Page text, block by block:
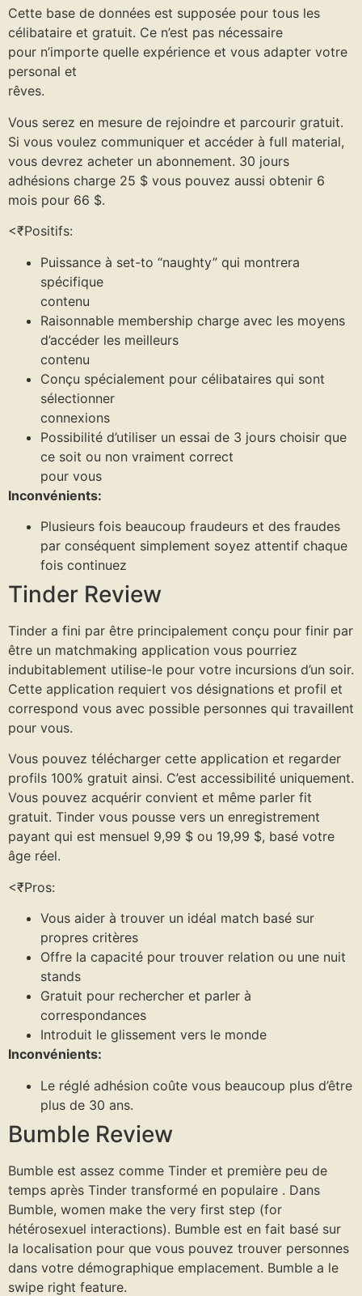
Cette base de données est supposée pour tous les
célibataire et gratuit. Ce n’est pas nécessaire
pour n’importe quelle expérience et vous adapter votre
personal et
rêves.
Vous serez en mesure de rejoindre et parcourir gratuit.
Si vous voulez communiquer et accéder à full material,
vous devrez acheter un abonnement. 30 jours
adhésions charge 25 $ vous pouvez aussi obtenir 6
mois pour 66 $.
<₹Positifs:
Puissance à set-to “naughty” qui montrera
spécifique
contenu
Raisonnable membership charge avec les moyens
d’accéder les meilleurs
contenu
Conçu spécialement pour célibataires qui sont
sélectionner
connexions
Possibilité d’utiliser un essai de 3 jours choisir que
ce soit ou non vraiment correct
pour vous
Inconvénients:
Plusieurs fois beaucoup fraudeurs et des fraudes
par conséquent simplement soyez attentif chaque
fois continuez
Tinder Review
Tinder a fini par être principalement conçu pour finir par
être un matchmaking application vous pourriez
indubitablement utilise-le pour votre incursions d’un soir.
Cette application requiert vos désignations et profil et
correspond vous avec possible personnes qui travaillent
pour vous.
Vous pouvez télécharger cette application et regarder
profils 100% gratuit ainsi. C’est accessibilité uniquement.
Vous pouvez acquérir convient et même parler fit
gratuit. Tinder vous pousse vers un enregistrement
payant qui est mensuel 9,99 $ ou 19,99 $, basé votre
âge réel.
<₹Pros:
Vous aider à trouver un idéal match basé sur
propres critères
Offre la capacité pour trouver relation ou une nuit
stands
Gratuit pour rechercher et parler à
correspondances
Introduit le glissement vers le monde
Inconvénients:
Le réglé adhésion coûte vous beaucoup plus d’être
plus de 30 ans.
Bumble Review
Bumble est assez comme Tinder et première peu de
temps après Tinder transformé en populaire . Dans
Bumble, women make the very first step (for
hétérosexuel interactions). Bumble est en fait basé sur
la localisation pour que vous pouvez trouver personnes
dans votre démographique emplacement. Bumble a le
swipe right feature.